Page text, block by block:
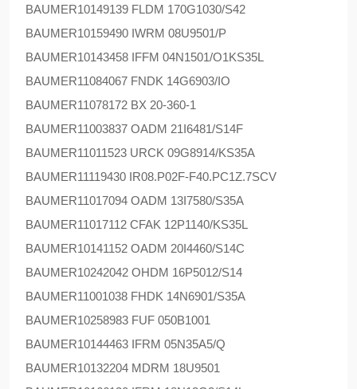
BAUMER10149139 FLDM 170G1030/S42
BAUMER10159490 IWRM 08U9501/P
BAUMER10143458 IFFM 04N1501/O1KS35L
BAUMER11084067 FNDK 14G6903/IO
BAUMER11078172 BX 20-360-1
BAUMER11003837 OADM 21I6481/S14F
BAUMER11011523 URCK 09G8914/KS35A
BAUMER11119430 IR08.P02F-F40.PC1Z.7SCV
BAUMER11017094 OADM 13I7580/S35A
BAUMER11017112 CFAK 12P1140/KS35L
BAUMER10141152 OADM 20I4460/S14C
BAUMER10242042 OHDM 16P5012/S14
BAUMER11001038 FHDK 14N6901/S35A
BAUMER10258983 FUF 050B1001
BAUMER10144463 IFRM 05N35A5/Q
BAUMER10132204 MDRM 18U9501